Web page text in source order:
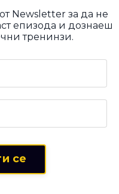
и ги
примениш во твојот бизнис. Претпри...
Newsletter за да не
епизода и дознаеш
тренинзи.
се